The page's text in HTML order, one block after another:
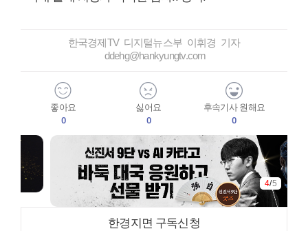
한국경제TV 디지털뉴스부 이휘경 기자
ddehg@hankyungtv.com
좋아요
0
싫어요
0
후속기사 원해요
0
4/5
한경지면 구독신청